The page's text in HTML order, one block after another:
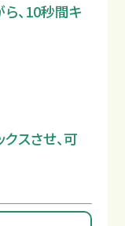
、10秒間キ
スさせ、可